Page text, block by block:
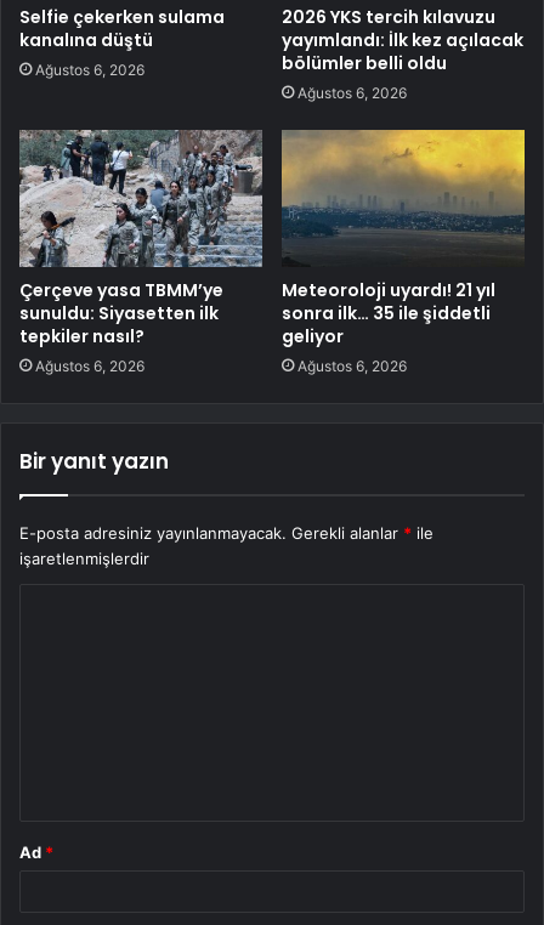
Selfie çekerken sulama
kanalına düştü
Ağustos 6, 2026
2026 YKS tercih kılavuzu
yayımlandı: İlk kez açılacak
bölümler belli oldu
Ağustos 6, 2026
Çerçeve yasa TBMM’ye
sunuldu: Siyasetten ilk
tepkiler nasıl?
Ağustos 6, 2026
Meteoroloji uyardı! 21 yıl
sonra ilk… 35 ile şiddetli
geliyor
Ağustos 6, 2026
Bir yanıt yazın
E-posta adresiniz yayınlanmayacak. Gerekli alanlar * ile
işaretlenmişlerdir
Ad *